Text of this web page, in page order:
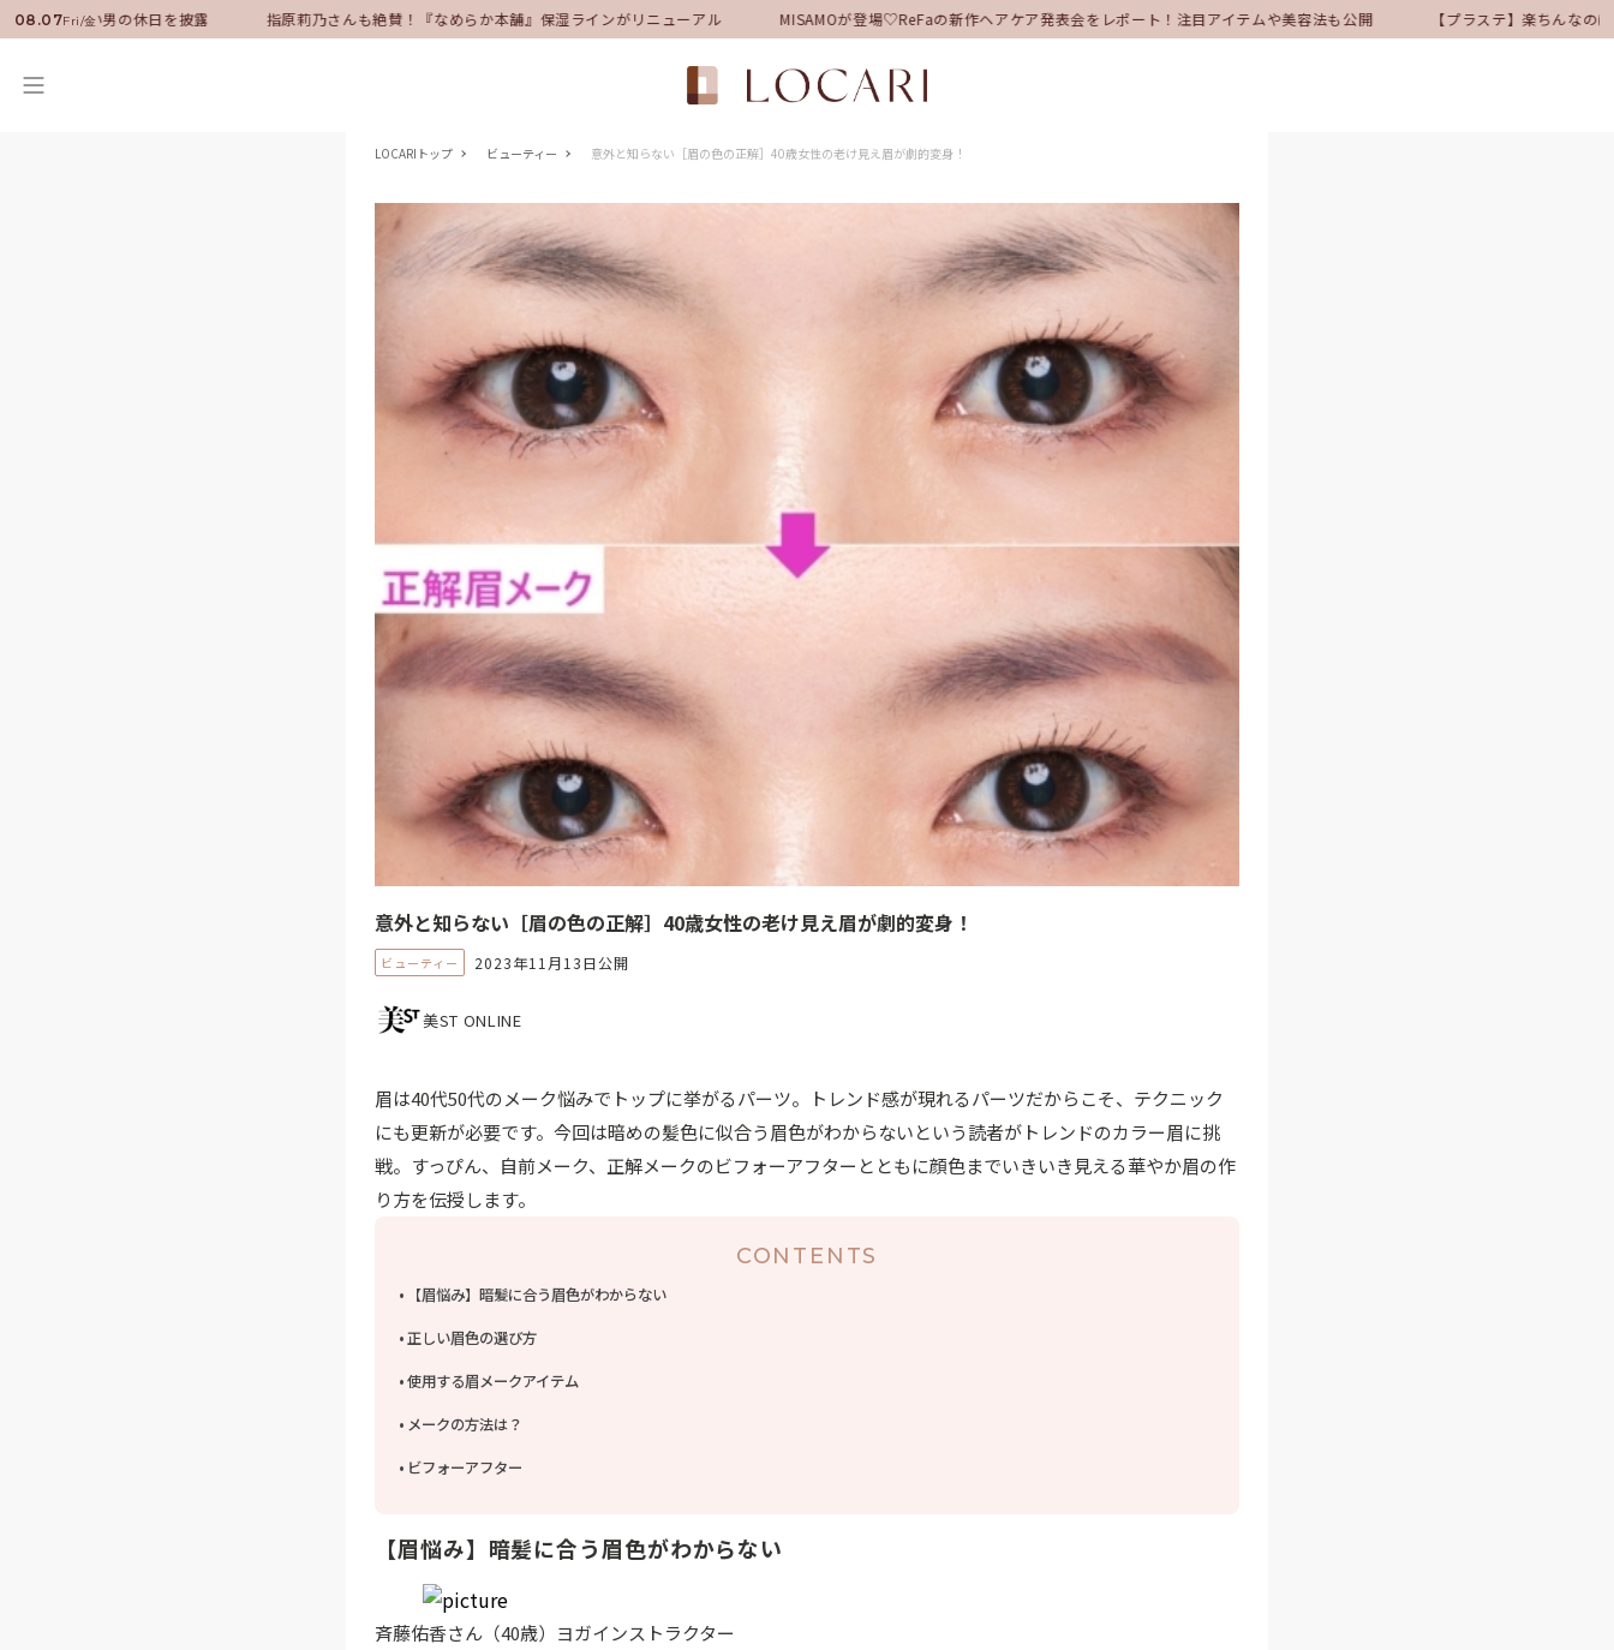
08.07Fri/金
就任！いい男の休日を披露 指原莉乃さんも絶賛！『なめらか本舗』保湿ラインがリニューアル MISAMOが登場♡ReFaの新作ヘアケア発表会をレポート！注目アイテムや美容法も公開 【プラステ】楽ちんなのに
LOCARIトップ ビューティー 意外と知らない［眉の色の正解］40歳女性の老け見え眉が劇的変身！
意外と知らない［眉の色の正解］40歳女性の老け見え眉が劇的変身！
ビューティー 2023年11月13日公開
美ST ONLINE
眉は40代50代のメーク悩みでトップに挙がるパーツ。トレンド感が現れるパーツだからこそ、テクニック
にも更新が必要です。今回は暗めの髪色に似合う眉色がわからないという読者がトレンドのカラー眉に挑
戦。すっぴん、自前メーク、正解メークのビフォーアフターとともに顔色までいきいき見える華やか眉の作
り方を伝授します。
CONTENTS
【眉悩み】暗髪に合う眉色がわからない
正しい眉色の選び方
使用する眉メークアイテム
メークの方法は？
ビフォーアフター
【眉悩み】暗髪に合う眉色がわからない
斉藤佑香さん（40歳）ヨガインストラクター